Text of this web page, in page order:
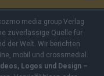
media group Verlag
zuverlässige Quelle für
der Welt. Wir berichten
mobil und crossmedial.
Logos und Design –